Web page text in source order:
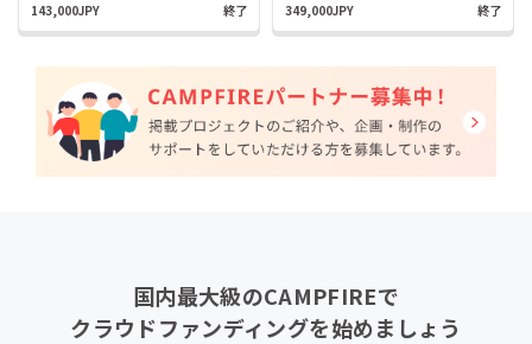
143,000JPY 終了 349,000JPY 終了
国内最大級のCAMPFIREで
クラウドファンディングを始めましょう